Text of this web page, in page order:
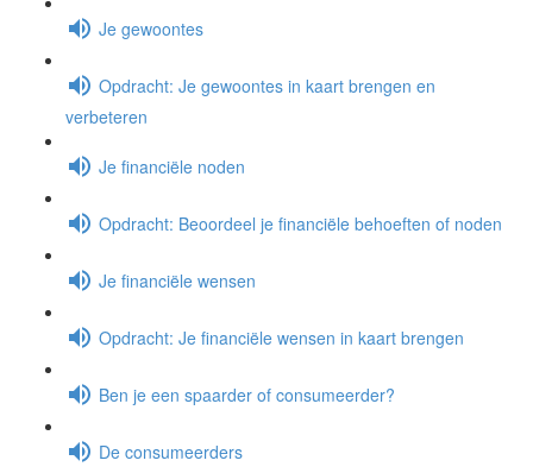
Je gewoontes
Opdracht: Je gewoontes in kaart brengen en
verbeteren
Je financiële noden
Opdracht: Beoordeel je financiële behoeften of noden
Je financiële wensen
Opdracht: Je financiële wensen in kaart brengen
Ben je een spaarder of consumeerder?
De consumeerders